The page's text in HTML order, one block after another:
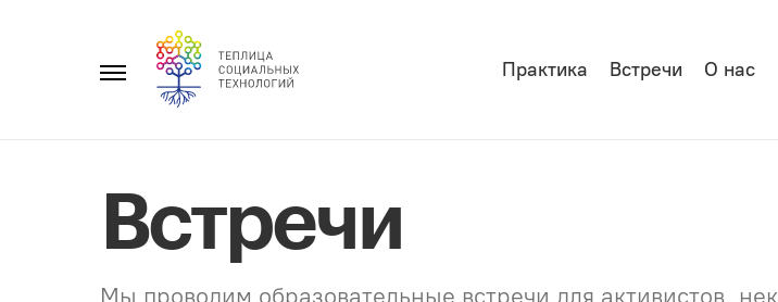
Главное
Практика Встречи О нас
Встречи
Мы проводим образовательные встречи для активистов,